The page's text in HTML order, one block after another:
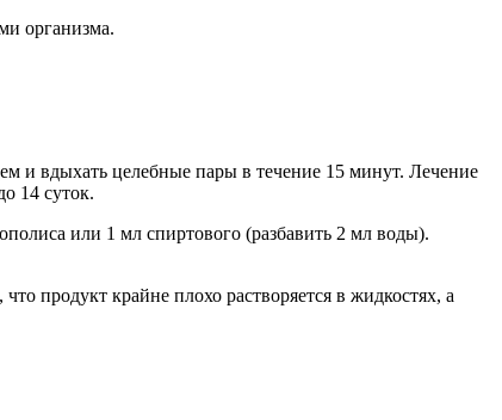
организма.
и вдыхать целебные пары в течение 15 минут. Лечение
14 суток.
или 1 мл спиртового (разбавить 2 мл воды).
продукт крайне плохо растворяется в жидкостях, а